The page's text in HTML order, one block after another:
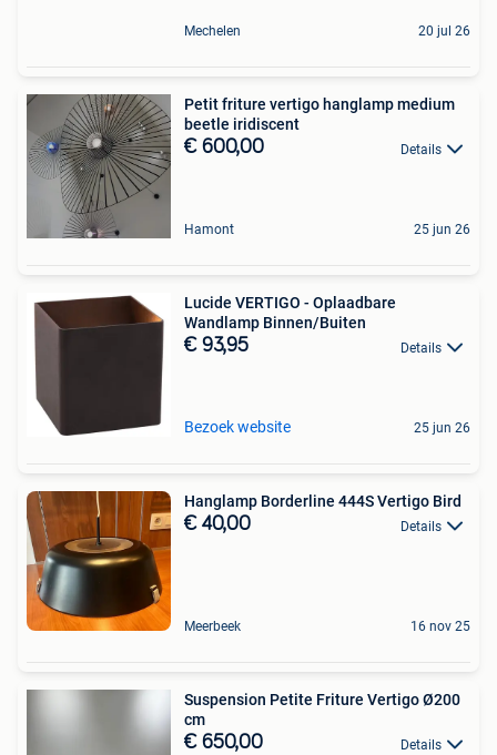
Mechelen 20 jul 26
Petit friture vertigo hanglamp medium
beetle iridiscent
€ 600,00 Details
Hamont 25 jun 26
Lucide VERTIGO - Oplaadbare
Wandlamp Binnen/Buiten
€ 93,95 Details
Bezoek website 25 jun 26
Hanglamp Borderline 444S Vertigo Bird
€ 40,00 Details
Meerbeek 16 nov 25
Suspension Petite Friture Vertigo Ø200
cm
€ 650,00 Details